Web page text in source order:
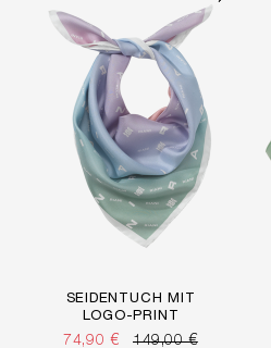
SEIDENTUCH MIT
LOGO-PRINT
74,90 € 149,00 €